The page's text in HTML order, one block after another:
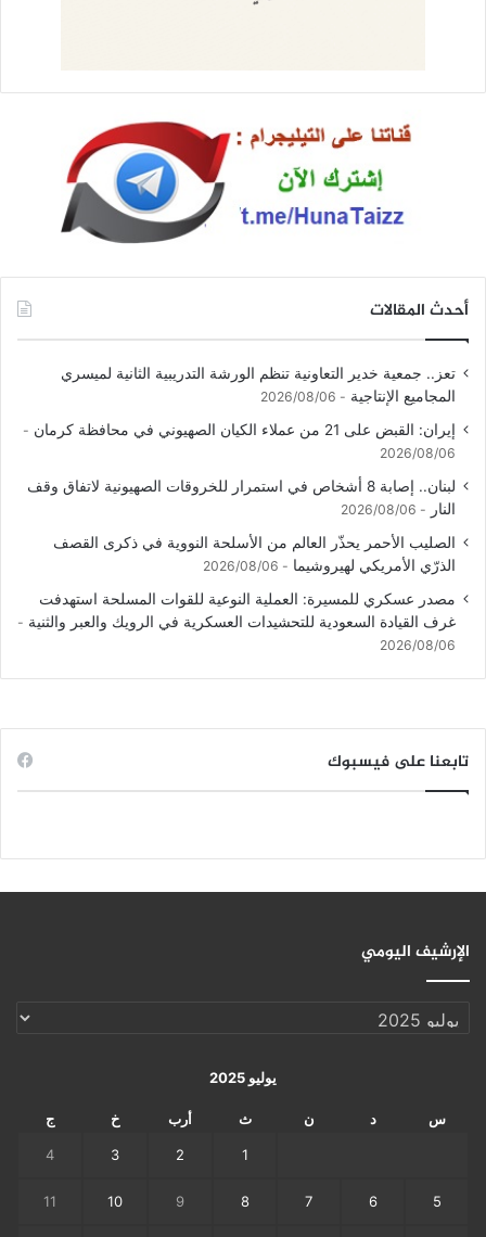
أحدث المقالات
تعز.. جمعية خدير التعاونية تنظم الورشة التدريبية الثانية لميسري
المجاميع الإنتاجية
2026/08/06
إيران: القبض على 21 من عملاء الكيان الصهيوني في محافظة كرمان
2026/08/06
لبنان.. إصابة 8 أشخاص في استمرار للخروقات الصهيونية لاتفاق وقف
النار
2026/08/06
الصليب الأحمر يحذّر العالم من الأسلحة النووية في ذكرى القصف
الذرّي الأمريكي لهيروشيما
2026/08/06
مصدر عسكري للمسيرة: العملية النوعية للقوات المسلحة استهدفت
غرف القيادة السعودية للتحشيدات العسكرية في الرويك والعبر والثنية
2026/08/06
تابعنا على فيسبوك
الإرشيف اليومي
الإرشيف
يوليو 2025
س د ن ث أرب خ ج
1
2
3
4
5
6
7
8
9
10
11